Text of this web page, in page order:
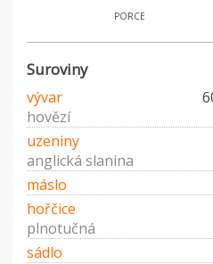
porce
Suroviny
vývar
hovězí
uzeniny
anglická slanina
máslo
hořčice
plnotučná
sádlo